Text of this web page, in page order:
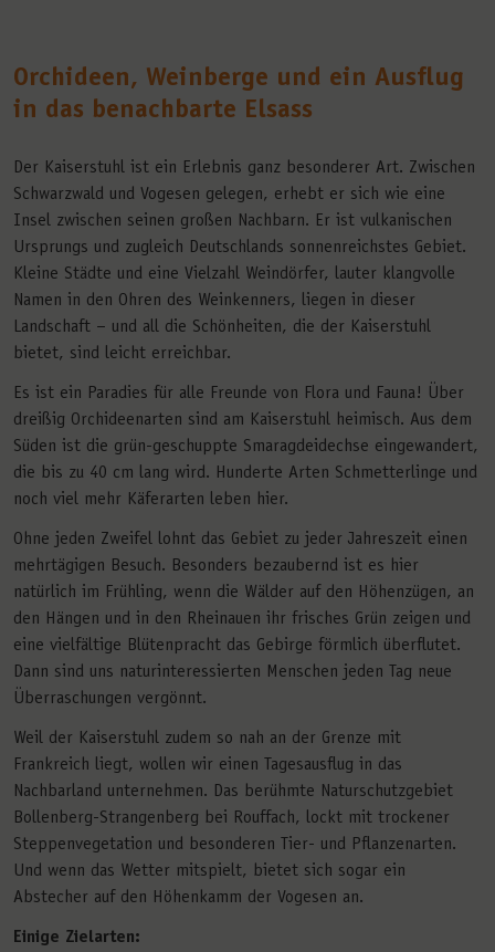
Orchideen, Weinberge und ein Ausflug
in das benachbarte Elsass
Der Kaiserstuhl ist ein Erlebnis ganz besonderer Art. Zwischen
Schwarzwald und Vogesen gelegen, erhebt er sich wie eine
Insel zwischen seinen großen Nachbarn. Er ist vulkanischen
Ursprungs und zugleich Deutschlands sonnenreichstes Gebiet.
Kleine Städte und eine Vielzahl Weindörfer, lauter klangvolle
Namen in den Ohren des Weinkenners, liegen in dieser
Landschaft – und all die Schönheiten, die der Kaiserstuhl
bietet, sind leicht erreichbar.
Es ist ein Paradies für alle Freunde von Flora und Fauna! Über
dreißig Orchideenarten sind am Kaiserstuhl heimisch. Aus dem
Süden ist die grün-geschuppte Smaragdeidechse eingewandert,
die bis zu 40 cm lang wird. Hunderte Arten Schmetterlinge und
noch viel mehr Käferarten leben hier.
Ohne jeden Zweifel lohnt das Gebiet zu jeder Jahreszeit einen
mehrtägigen Besuch. Besonders bezaubernd ist es hier
natürlich im Frühling, wenn die Wälder auf den Höhenzügen, an
den Hängen und in den Rheinauen ihr frisches Grün zeigen und
eine vielfältige Blütenpracht das Gebirge förmlich überflutet.
Dann sind uns naturinteressierten Menschen jeden Tag neue
Überraschungen vergönnt.
Weil der Kaiserstuhl zudem so nah an der Grenze mit
Frankreich liegt, wollen wir einen Tagesausflug in das
Nachbarland unternehmen. Das berühmte Naturschutzgebiet
Bollenberg-Strangenberg bei Rouffach, lockt mit trockener
Steppenvegetation und besonderen Tier- und Pflanzenarten.
Und wenn das Wetter mitspielt, bietet sich sogar ein
Abstecher auf den Höhenkamm der Vogesen an.
Einige Zielarten: